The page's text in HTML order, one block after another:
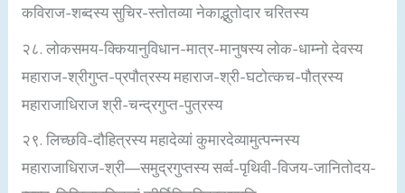
कविराज-शब्दस्य सुचिर-स्तोतव्या नेकाद्भुतोदार चरितस्य
२८. लोकसमय-क्कियानुविधान-मात्र-मानुषस्य लोक-धाम्नो देवस्य
महाराज-श्रीगुप्त-प्रपौत्रस्य महाराज-श्री-घटोत्कच-पौत्रस्य
महाराजाधिराज श्री-चन्द्रगुप्त-पुत्रस्य
२९. लिच्छवि-दौहित्रस्य महादेव्यां कुमारदेव्यामुत्पन्नस्य
महाराजाधिराज-श्री—समुद्रगुप्तस्य सर्व्व-पृथिवी-विजय-जानितोदय-